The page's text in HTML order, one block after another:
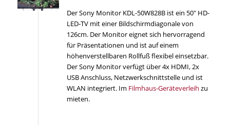
Der Sony Monitor KDL-50W828B ist ein 50″ HD-
LED-TV mit einer Bildschirmdiagonale von
126cm. Der Monitor eignet sich hervorragend
für Präsentationen und ist auf einem
höhenverstellbaren Rollfuß flexibel einsetzbar.
Der Sony Monitor verfügt über 4x HDMI, 2x
USB Anschluss, Netzwerkschnittstelle und ist
WLAN integriert. Im Filmhaus-Geräteverleih zu
mieten.